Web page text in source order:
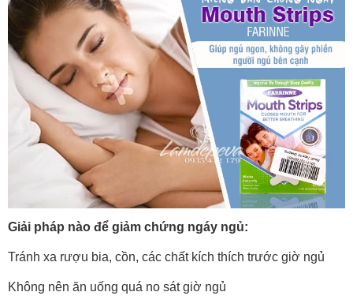
Giải pháp nào để giảm chứng ngáy ngủ:
Tránh xa rượu bia, cồn, các chất kích thích trước giờ ngủ
Không nên ăn uống quá no sát giờ ngủ